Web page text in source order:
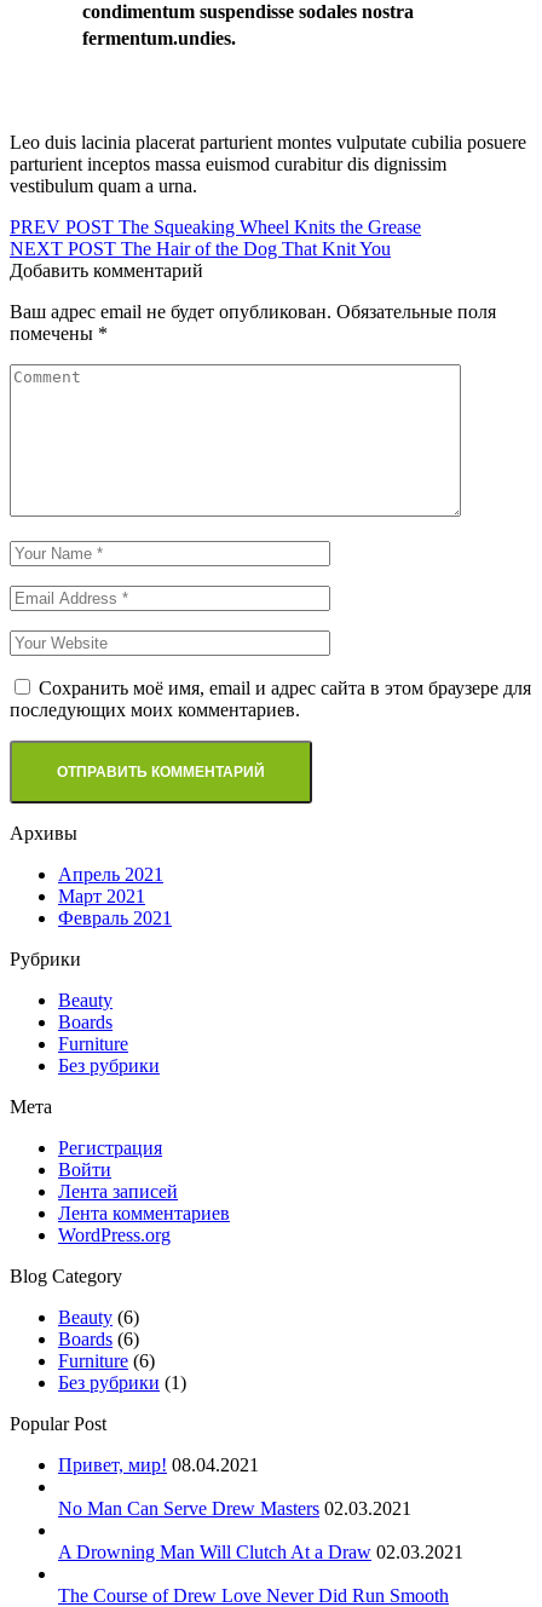
condimentum suspendisse sodales nostra
fermentum.undies.
Leo duis lacinia placerat parturient montes vulputate cubilia posuere
parturient inceptos massa euismod curabitur dis dignissim
vestibulum quam a urna.
Навигация
по
PREV POST The Squeaking Wheel Knits the Grease
NEXT POST The Hair of the Dog That Knit You
Добавить комментарий
Ваш адрес email не будет опубликован. Обязательные поля
помечены *
Сохранить моё имя, email и адрес сайта в этом браузере для
последующих моих комментариев.
Архивы
Апрель 2021
Март 2021
Февраль 2021
Рубрики
Beauty
Boards
Furniture
Без рубрики
Мета
Регистрация
Войти
Лента записей
Лента комментариев
WordPress.org
Blog Category
Beauty (6)
Boards (6)
Furniture (6)
Без рубрики (1)
Popular Post
Привет, мир! 08.04.2021
No Man Can Serve Drew Masters 02.03.2021
A Drowning Man Will Clutch At a Draw 02.03.2021
The Course of Drew Love Never Did Run Smooth